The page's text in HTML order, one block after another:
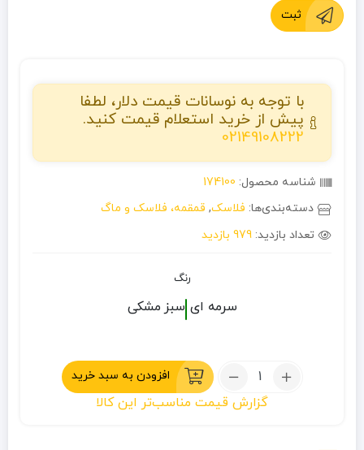
ثبت
با توجه به نوسانات قیمت دلار، لطفا
پیش از خرید استعلام قیمت کنید.
02149108222
شناسه محصول: 174100
دسته‌بندی‌ها: فلاسک, قمقمه، فلاسک و ماگ
تعداد بازدید: 979 بازدید
رنگ
سرمه ای سبز مشکی
تعداد:
1.9
افزودن به سبد خرید
گزارش قیمت مناسب‌تر این کالا